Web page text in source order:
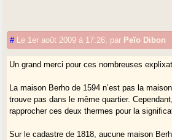
Berrio : doit être le basque pour "terre
en 1594 sème le doute : et si c’était plutôt
Berhabe : déjà en 1594, il faudrait vérifier sa
probable que ce nom reprenne le nom de la
# Le 1er août 2009 à 17:26 par Peïo Dibon
Un grand merci pour ces nombreuses
La maison Berho de 1594 n’est pas la
trouve pas dans le même quartier.
rapprocher ces deux thermes pour la
Sur le cadastre de 1818, aucune maison